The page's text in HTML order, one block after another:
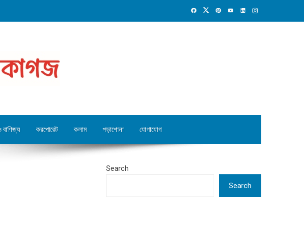
বাণিজ্য করপোরেট কলাম পড়াশোনা যোগাযোগ
Search
Search